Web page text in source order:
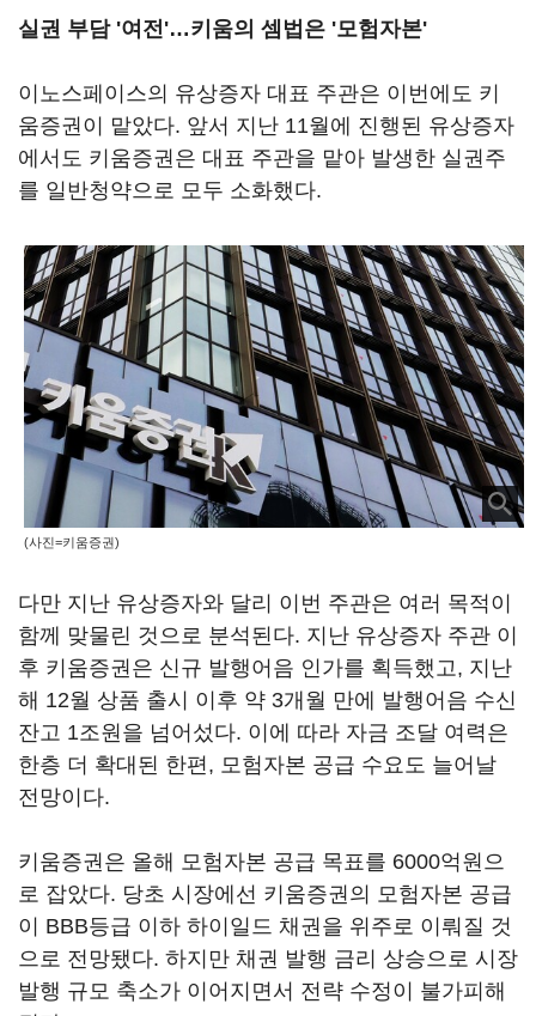
실권 부담 '여전'…키움의 셈법은 '모험자본'
이노스페이스의 유상증자 대표 주관은 이번에도 키
움증권이 맡았다. 앞서 지난 11월에 진행된 유상증자
에서도 키움증권은 대표 주관을 맡아 발생한 실권주
를 일반청약으로 모두 소화했다.
(사진=키움증권)
다만 지난 유상증자와 달리 이번 주관은 여러 목적이
함께 맞물린 것으로 분석된다. 지난 유상증자 주관 이
후 키움증권은 신규 발행어음 인가를 획득했고, 지난
해 12월 상품 출시 이후 약 3개월 만에 발행어음 수신
잔고 1조원을 넘어섰다. 이에 따라 자금 조달 여력은
한층 더 확대된 한편, 모험자본 공급 수요도 늘어날
전망이다.
키움증권은 올해 모험자본 공급 목표를 6000억원으
로 잡았다. 당초 시장에선 키움증권의 모험자본 공급
이 BBB등급 이하 하이일드 채권을 위주로 이뤄질 것
으로 전망됐다. 하지만 채권 발행 금리 상승으로 시장
발행 규모 축소가 이어지면서 전략 수정이 불가피해